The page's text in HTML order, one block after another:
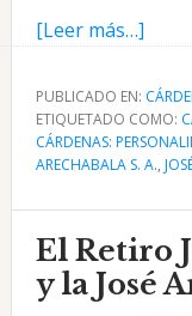
[Leer más…]acerca
José
S.
de
en
PUBLICADO EN:
ETIQUETADO COMO:
CÁRDENAS:
ARECHABALA S. A.,
El Retiro
y la José